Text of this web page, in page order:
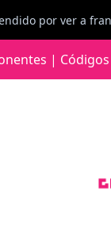
para
|